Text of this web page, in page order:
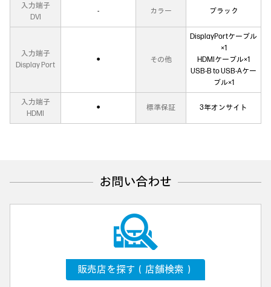
入力端子
DVI
‐ カラー ブラック
入力端子
Display Port
● その他
DisplayPortケーブル
×1
HDMIケーブル×1
USB-B to USB-Aケー
ブル×1
入力端子
HDMI
● 標準保証 3年オンサイト
お問い合わせ
販売店を探す（店舗検索）